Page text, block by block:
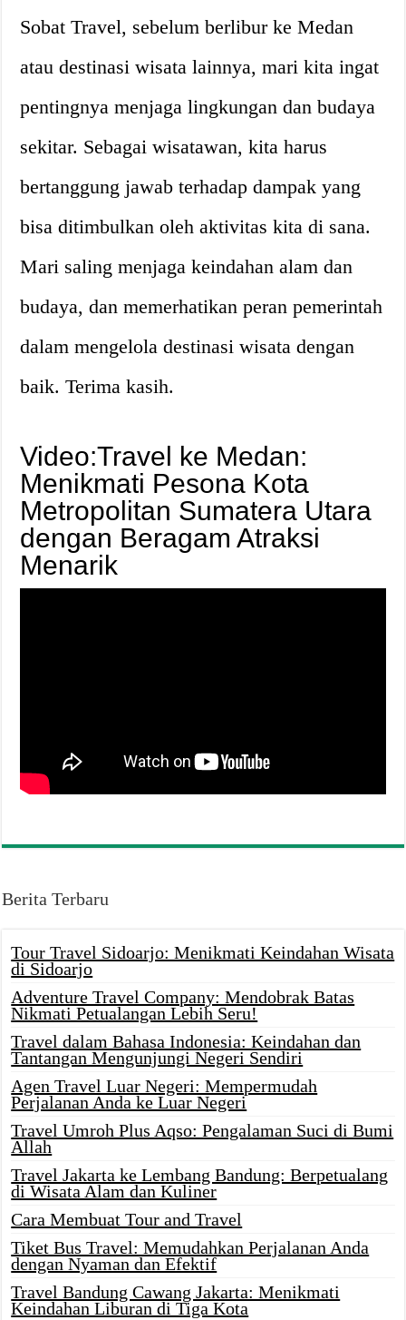
Sobat Travel, sebelum berlibur ke Medan
atau destinasi wisata lainnya, mari kita ingat
pentingnya menjaga lingkungan dan budaya
sekitar. Sebagai wisatawan, kita harus
bertanggung jawab terhadap dampak yang
bisa ditimbulkan oleh aktivitas kita di sana.
Mari saling menjaga keindahan alam dan
budaya, dan memerhatikan peran pemerintah
dalam mengelola destinasi wisata dengan
baik. Terima kasih.
Video:Travel ke Medan:
Menikmati Pesona Kota
Metropolitan Sumatera Utara
dengan Beragam Atraksi
Menarik
Berita Terbaru
Tour Travel Sidoarjo: Menikmati Keindahan Wisata
di Sidoarjo
Adventure Travel Company: Mendobrak Batas
Nikmati Petualangan Lebih Seru!
Travel dalam Bahasa Indonesia: Keindahan dan
Tantangan Mengunjungi Negeri Sendiri
Agen Travel Luar Negeri: Mempermudah
Perjalanan Anda ke Luar Negeri
Travel Umroh Plus Aqso: Pengalaman Suci di Bumi
Allah
Travel Jakarta ke Lembang Bandung: Berpetualang
di Wisata Alam dan Kuliner
Cara Membuat Tour and Travel
Tiket Bus Travel: Memudahkan Perjalanan Anda
dengan Nyaman dan Efektif
Travel Bandung Cawang Jakarta: Menikmati
Keindahan Liburan di Tiga Kota